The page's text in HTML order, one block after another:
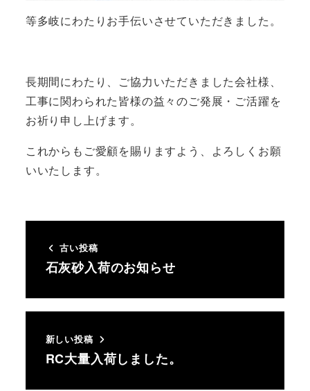
等多岐にわたりお手伝いさせていただきました。
長期間にわたり、ご協力いただきました会社様、
工事に関わられた皆様の益々のご発展・ご活躍を
お祈り申し上げます。
これからもご愛顧を賜りますよう、よろしくお願
いいたします。
古い投稿
石灰砂入荷のお知らせ
新しい投稿
RC大量入荷しました。